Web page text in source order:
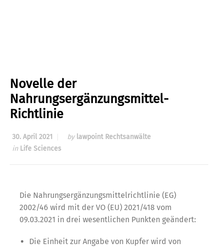
Novelle der
Nahrungsergänzungsmittel-
Richtlinie
30. April 2021 by lawpoint Rechtsanwälte
in Life Sciences
Die Nahrungsergänzungsmittelrichtlinie (EG)
2002/46 wird mit der VO (EU) 2021/418 vom
09.03.2021 in drei wesentlichen Punkten geändert:
Die Einheit zur Angabe von Kupfer wird von